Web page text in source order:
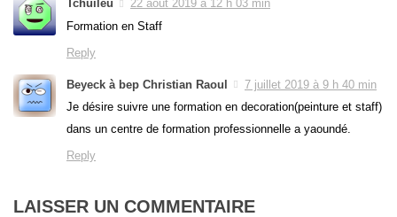
Tchuileu
22 août 2019 à 12 h 03 min
Formation en Staff
Reply
Beyeck à bep Christian Raoul
7 juillet 2019 à 9 h 40 min
Je désire suivre une formation en decoration(peinture et staff)
dans un centre de formation professionnelle a yaoundé.
Reply
LAISSER UN COMMENTAIRE